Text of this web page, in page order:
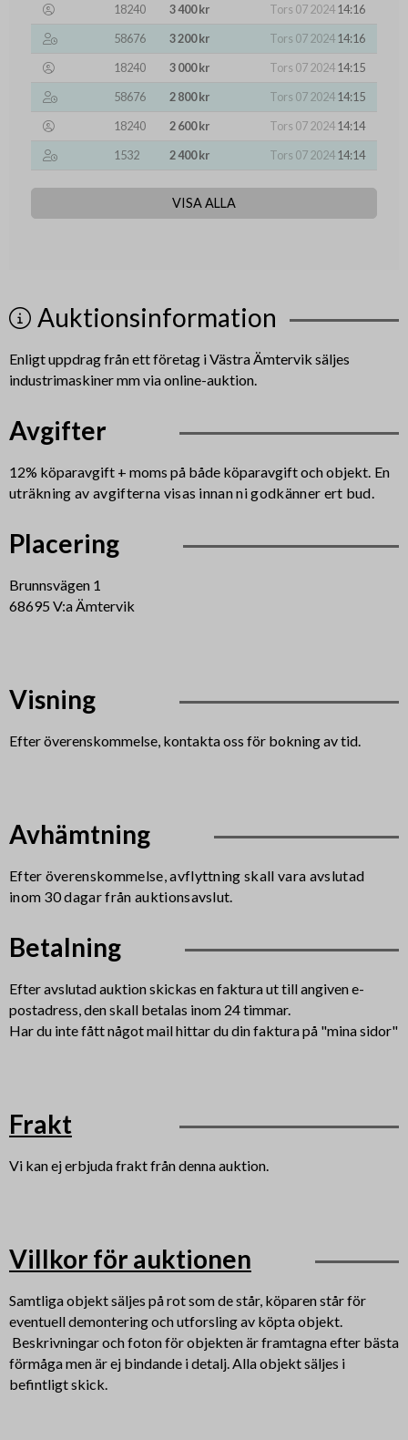
18240
3 400 kr Tors 07 202414:16
58676
3 200 kr Tors 07 202414:16
18240
3 000 kr Tors 07 202414:15
58676
2 800 kr Tors 07 202414:15
18240
2 600 kr Tors 07 202414:14
1532
2 400 kr Tors 07 202414:14
VISA ALLA
Auktionsinformation
Enligt uppdrag från ett företag i Västra Ämtervik säljes
industrimaskiner mm via online-auktion.
Avgifter
12% köparavgift + moms på både köparavgift och objekt. En
uträkning av avgifterna visas innan ni godkänner ert bud.
Placering
Brunnsvägen 1
68695 V:a Ämtervik
Visning
Efter överenskommelse, kontakta oss för bokning av tid.
Avhämtning
Efter överenskommelse, avflyttning skall vara avslutad
inom 30 dagar från auktionsavslut.
Betalning
Efter avslutad auktion skickas en faktura ut till angiven e-
postadress, den skall betalas inom 24 timmar.
Har du inte fått något mail hittar du din faktura på "mina sidor"
Frakt
Vi kan ej erbjuda frakt från denna auktion.
Villkor för auktionen
Samtliga objekt säljes på rot som de står, köparen står för
eventuell demontering och utforsling av köpta objekt.
Beskrivningar och foton för objekten är framtagna efter bästa
förmåga men är ej bindande i detalj. Alla objekt säljes i
befintligt skick.